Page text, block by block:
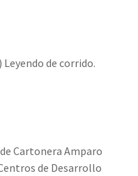
de corrido.
Cartonera Amparo
de Desarrollo